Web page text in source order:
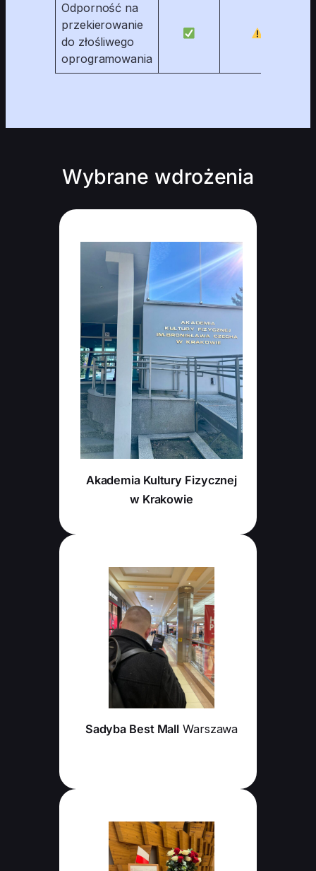
Odporność na
przekierowanie
do złośliwego
oprogramowania
Wybrane wdrożenia
Akademia Kultury Fizycznej
w Krakowie
Sadyba Best Mall Warszawa